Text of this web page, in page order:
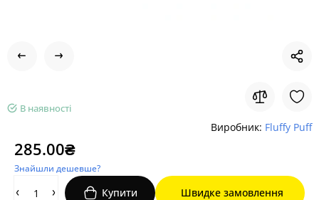
В наявності
Виробник: Fluffy Puff
285.00₴
Знайшли дешевше?
Купити Швидке замовлення